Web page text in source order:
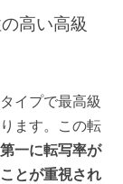
高い高級
イプで最高級
ます。この転
第一に転写率が
とが重視され